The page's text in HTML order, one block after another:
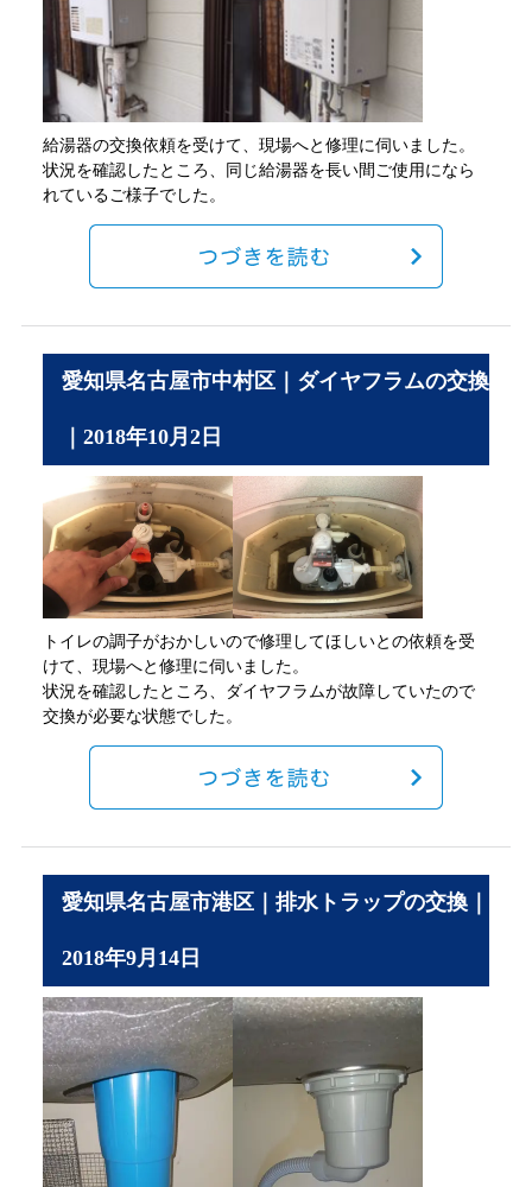
給湯器の交換依頼を受けて、現場へと修理に伺いました。
状況を確認したところ、同じ給湯器を長い間ご使用になら
れているご様子でした。
愛知県名古屋市中村区｜ダイヤフラムの交換
｜2018年10月2日
トイレの調子がおかしいので修理してほしいとの依頼を受
けて、現場へと修理に伺いました。
状況を確認したところ、ダイヤフラムが故障していたので
交換が必要な状態でした。
愛知県名古屋市港区｜排水トラップの交換｜
2018年9月14日